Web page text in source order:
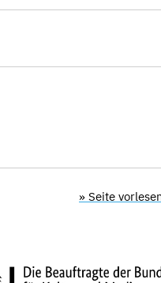
» Seite